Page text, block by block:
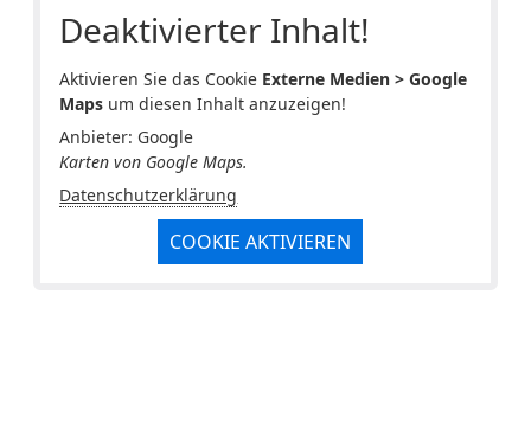
Deaktivierter Inhalt!
Aktivieren Sie das Cookie Externe Medien > Google
Maps um diesen Inhalt anzuzeigen!
Anbieter: Google
Karten von Google Maps.
Datenschutzerklärung
COOKIE AKTIVIEREN